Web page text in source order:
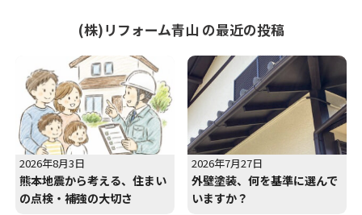
(株)リフォーム青山 の最近の投稿
2026年8月3日
熊本地震から考える、住まい
の点検・補強の大切さ
2026年7月27日
外壁塗装、何を基準に選んで
いますか？